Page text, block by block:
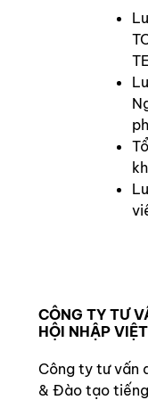
CÔNG TY TƯ
HỘI NHẬP
Công ty tư vấn
& Đào tạo